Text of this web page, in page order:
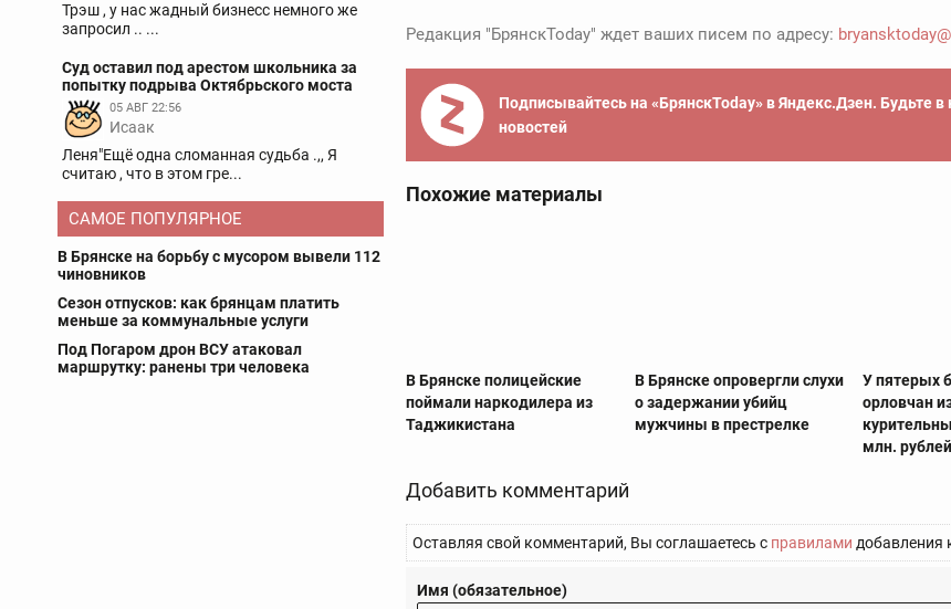
Трэш , у нас жадный бизнесс немного же
запросил .. ...
Суд оставил под арестом школьника за
попытку подрыва Октябрьского моста
05 АВГ 22:56
Исаак
Леня"Ещё одна сломанная судьба .,, Я
считаю , что в этом гре...
САМОЕ ПОПУЛЯРНОЕ
В Брянске на борьбу с мусором вывели 112
чиновников
Сезон отпусков: как брянцам платить
меньше за коммунальные услуги
Под Погаром дрон ВСУ атаковал
маршрутку: ранены три человека
Редакция "БрянскToday" ждет ваших писем по адресу:
Подписывайтесь на «БрянскToday» в Яндекс.Дзен. Будьте в
новостей
Похожие материалы
В Брянске полицейские
поймали наркодилера из
Таджикистана
В Брянске опровергли слухи
о задержании убийц
мужчины в престрелке
У пятерых
орловчан
млн. рублей
Добавить комментарий
Оставляя свой комментарий, Вы соглашаетесь с правилами добавления
Имя (обязательное)